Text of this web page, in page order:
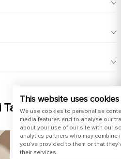
This website uses cookies
We use cookies to personalise
media features and to analyse our
about your use of our site with our
analytics partners who may
you’ve provided to them or that
their services.
Tamamla